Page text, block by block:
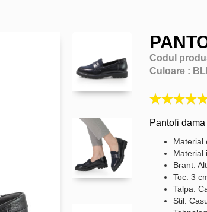
Codul
Culoare :
Pantofi
Material
Material
Brant:
Toc: 3
Talpa:
Stil: